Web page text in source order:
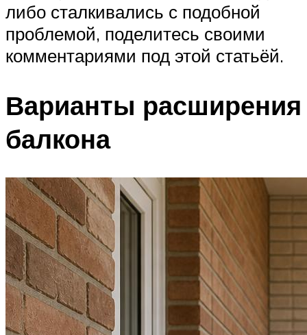
либо сталкивались с подобной
проблемой, поделитесь своими
комментариями под этой статьёй.
Варианты расширения
балкона